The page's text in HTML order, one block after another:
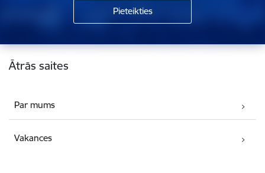
Kājene
Ātrās saites
Par mums
Vakances